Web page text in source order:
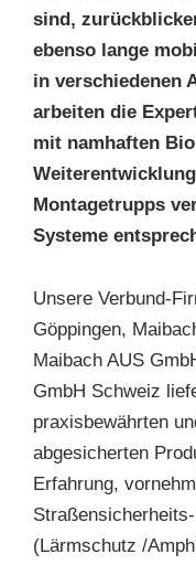
sind,
ebenso lange
in verschiedenen
arbeiten die
mit namhaften
Montagetrupps
Systeme
Unsere Verbund-
Göppingen,
Maibach AUS
GmbH Schweiz
praxisbewährten
abgesicherten
Erfahrung,
(Lärmschutz /